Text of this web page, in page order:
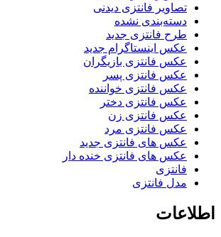
تصاویر فانتزی دیدنی
دسته‌بندی نشده
طرح فانتزی جدید
عکس اینستاگرام جدید
عکس فانتزی بازیگران
عکس فانتزی پسر
عکس فانتزی خواننده
عکس فانتزی دختر
عکس فانتزی زن
عکس فانتزی مرد
عکس های فانتزی جدید
عکس های فانتزی خنده دار
فانتزی
مدل فانتزی